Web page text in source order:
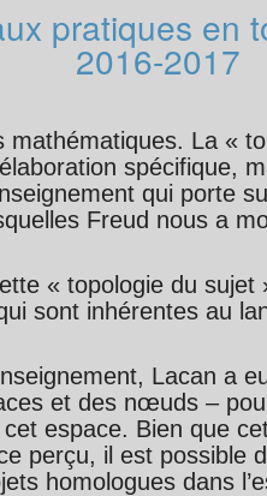
pratiques en
2016-2017
La «
spécifique,
qui porte
Freud nous a
« topologie du sujet
sont inhérentes au
Lacan a
et des nœuds –
espace. Bien que
perçu, il est possible
homologues dans